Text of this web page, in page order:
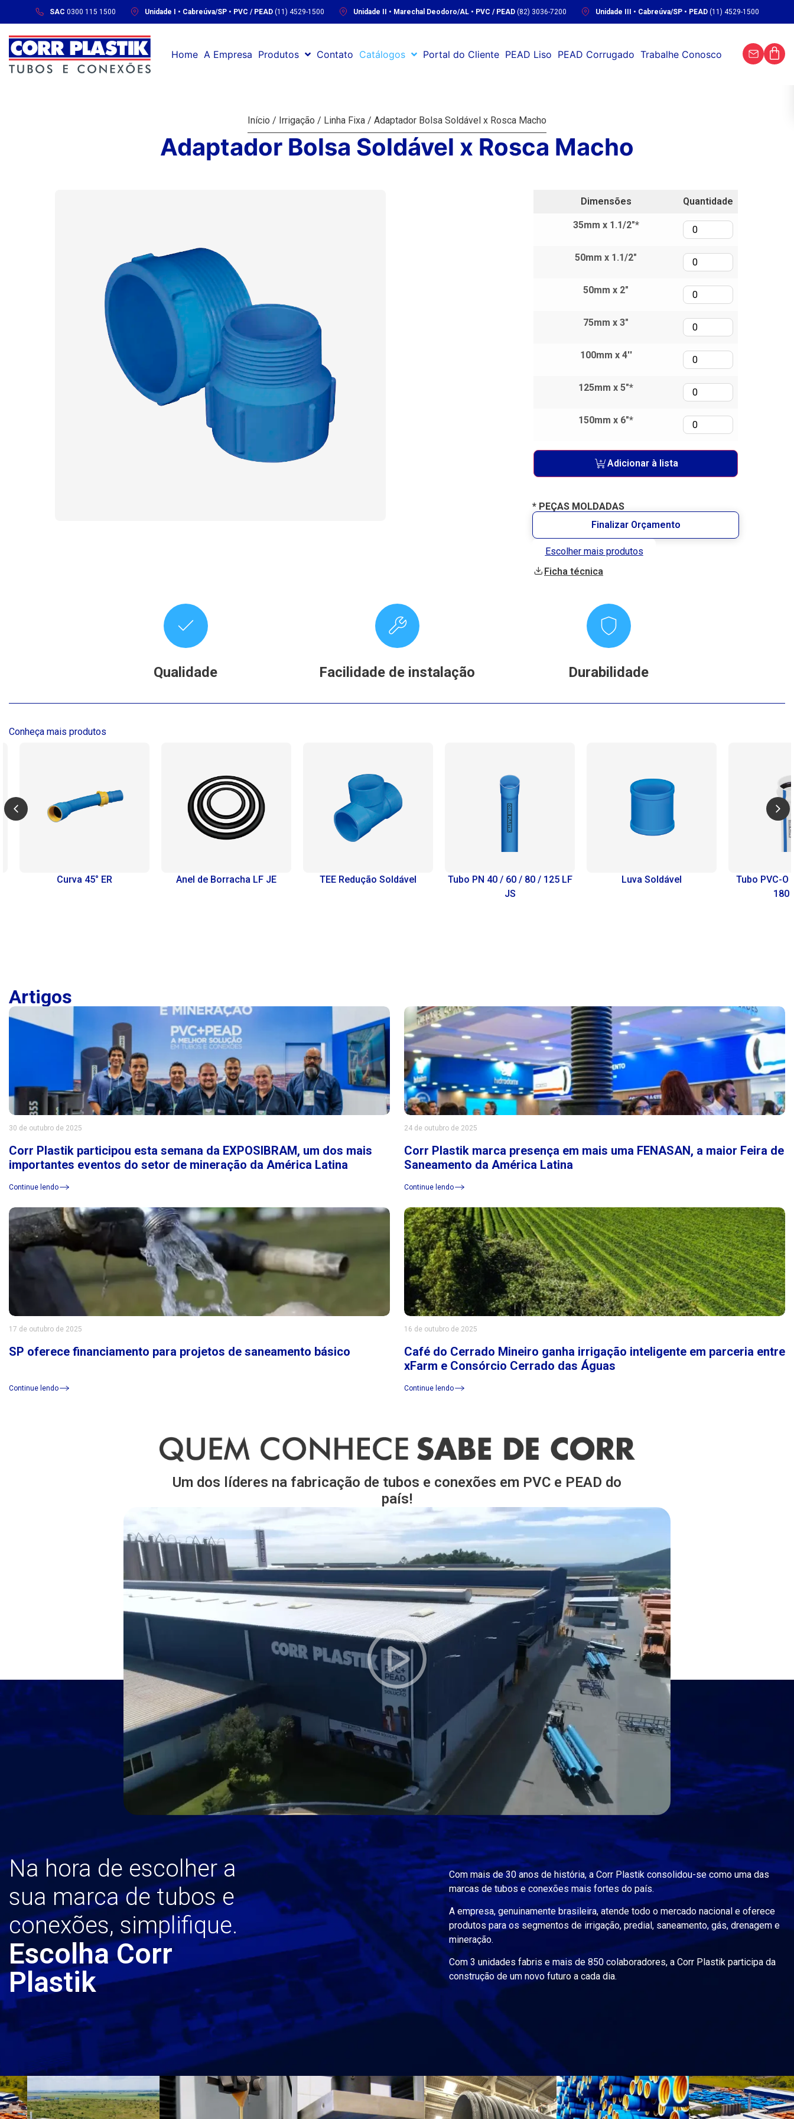
SAC 0300 115 1500 Unidade I • Cabreúva/SP • PVC / PEAD (11) 4529-1500 Unidade II • Marechal Deodoro/AL • PVC / PEAD (82) 3036-7200 Unidade III • Cabreúva/SP • PEAD (11) 4529-1500
Home A Empresa Produtos Contato Catálogos Portal do Cliente PEAD Liso PEAD Corrugado Trabalhe Conosco
Início / Irrigação / Linha Fixa / Adaptador Bolsa Soldável x Rosca Macho
Adaptador Bolsa Soldável x Rosca Macho
Dimensões Quantidade
35mm x 1.1/2"*
50mm x 1.1/2"
50mm x 2"
75mm x 3"
100mm x 4''
125mm x 5"*
150mm x 6"*
Adicionar à lista
* PEÇAS MOLDADAS
Finalizar Orçamento
Escolher mais produtos
Ficha técnica
Qualidade Facilidade de instalação Durabilidade
Conheça mais produtos
Curva 45° ER Anel de Borracha LF JE TEE Redução Soldável
Tubo PN 40 / 60 / 80 / 125 LF
Luva Soldável
Tubo PVC-O
180 /
Artigos
30 de outubro de 2025
Corr Plastik participou esta semana da EXPOSIBRAM, um dos mais
importantes eventos do setor de mineração da América Latina
Continue lendo
24 de outubro de 2025
Corr Plastik marca presença em mais uma FENASAN, a maior Feira de
Saneamento da América Latina
Continue lendo
17 de outubro de 2025
SP oferece financiamento para projetos de saneamento básico
Continue lendo
16 de outubro de 2025
Café do Cerrado Mineiro ganha irrigação inteligente em parceria entre
xFarm e Consórcio Cerrado das Águas
Continue lendo
Um dos líderes na fabricação de tubos e conexões em PVC e PEAD do
país!
Na hora de escolher a
sua marca de tubos e
conexões, simplifique.
Escolha Corr
Plastik
Com mais de 30 anos de história, a Corr Plastik consolidou-se como uma das
marcas de tubos e conexões mais fortes do país.
A empresa, genuinamente brasileira, atende todo o mercado nacional e oferece
produtos para os segmentos de irrigação, predial, saneamento, gás, drenagem e
mineração.
Com 3 unidades fabris e mais de 850 colaboradores, a Corr Plastik participa da
construção de um novo futuro a cada dia.